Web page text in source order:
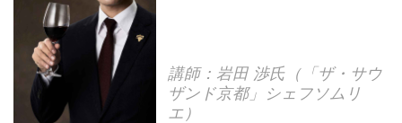
講師：岩田 渉氏（「ザ・サウ
ザンド京都」シェフソムリ
エ）